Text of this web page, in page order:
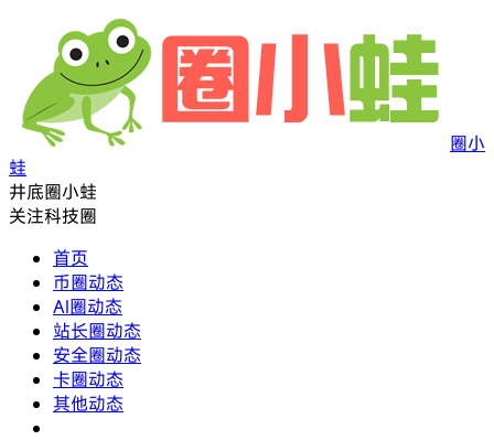
圈小
蛙
井底圈小蛙
关注科技圈
首页
币圈动态
AI圈动态
站长圈动态
安全圈动态
卡圈动态
其他动态